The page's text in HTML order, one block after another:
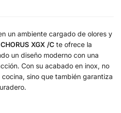
un ambiente cargado de olores y
XGX /C te ofrece la
un diseño moderno con una
Con su acabado en inox, no
sino que también garantiza